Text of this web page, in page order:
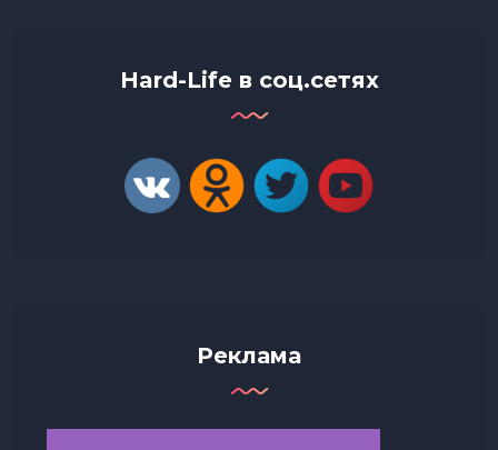
Hard-Life в соц.сетях
Реклама